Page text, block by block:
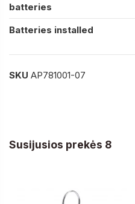
batteries
Batteries installed
SKU AP781001-07
Susijusios prekės 8